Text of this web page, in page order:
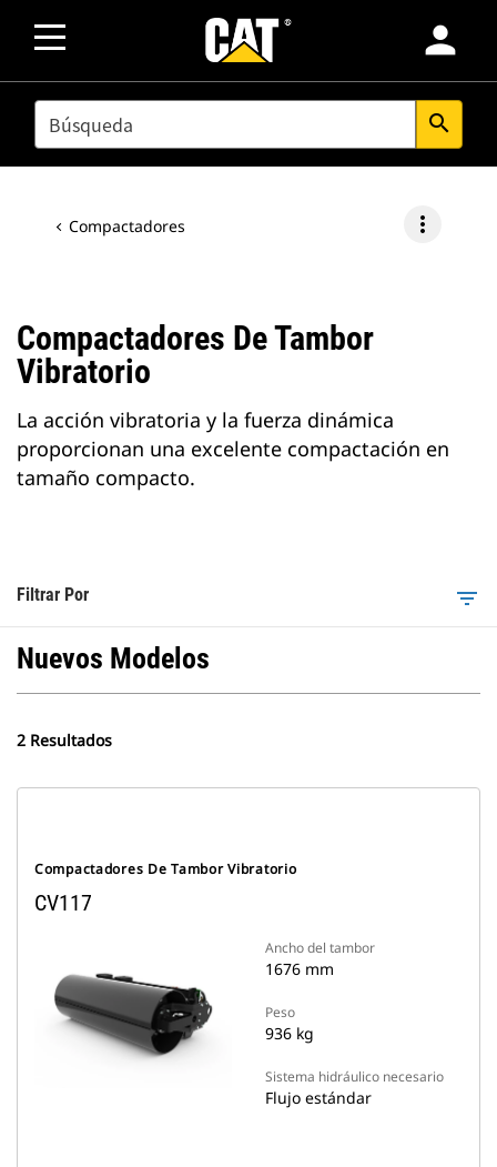
person
SEARCH search
Compactadores more_vert
Compactadores De Tambor
Vibratorio
La acción vibratoria y la fuerza dinámica
proporcionan una excelente compactación en
tamaño compacto.
Filtrar Por filter_list
Nuevos Modelos
2 Resultados
Compactadores De Tambor Vibratorio
CV117
Ancho del tambor
1676 mm
Peso
936 kg
Sistema hidráulico necesario
Flujo estándar